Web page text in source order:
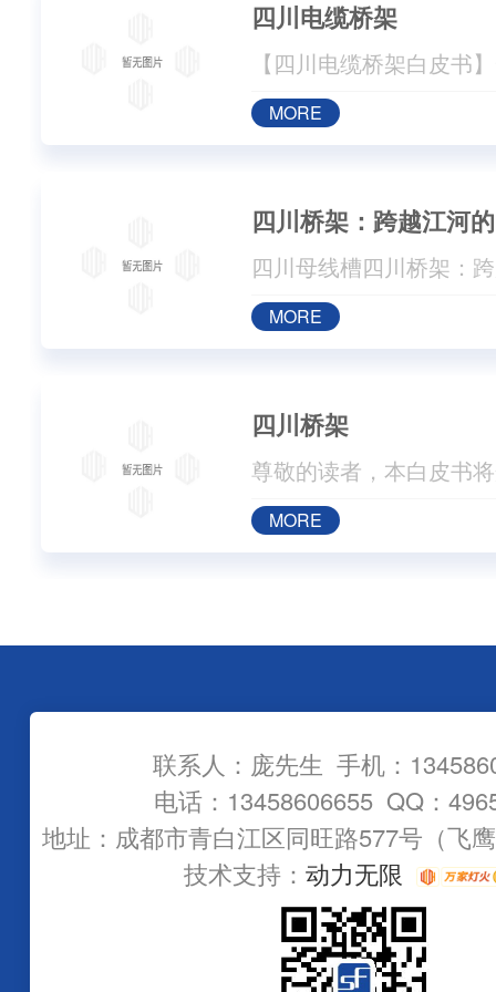
四川电缆桥架
MORE
四川桥架：跨越江河
MORE
四川桥架
MORE
联系人：庞先生 手机：
电话：13458606655 QQ：
地址：成都市青白江区同旺路577号（飞
技术支持： 动力无限